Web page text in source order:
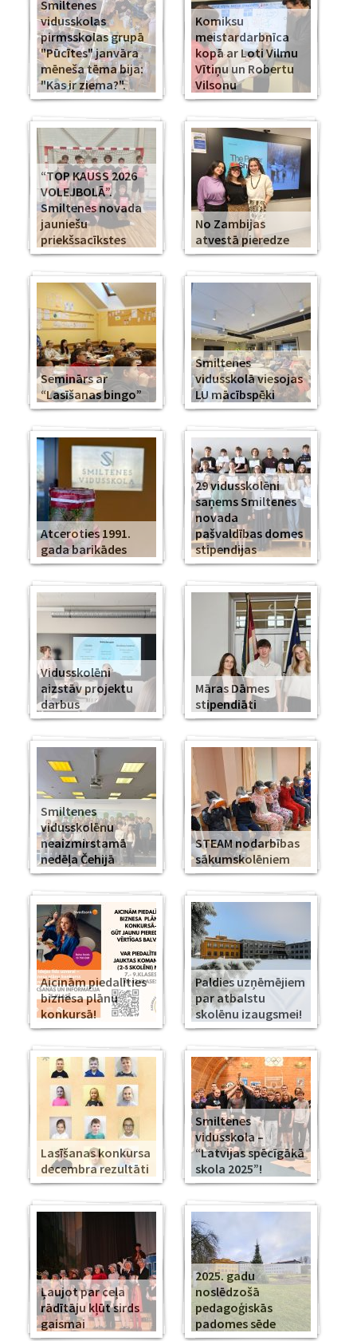
Smiltenes
vidusskolas
pirmsskolas grupā
"Pūcītes" janvāra
mēneša tēma bija:
"Kas ir ziema?".
Komiksu
meistardarbnīca
kopā ar Loti Vilmu
Vītiņu un Robertu
Vilsonu
“TOP KAUSS 2026
VOLEJBOLĀ”.
Smiltenes novada
jauniešu
priekšsacīkstes
No Zambijas
atvestā pieredze
Seminārs ar
“Lasīšanas bingo”
Smiltenes
vidusskolā viesojas
LU mācībspēki
Atceroties 1991.
gada barikādes
29 vidusskolēni
saņems Smiltenes
novada
pašvaldības domes
stipendijas
Vidusskolēni
aizstāv projektu
darbus
Māras Dāmes
stipendiāti
Smiltenes
vidusskolēnu
neaizmirstamā
nedēļa Čehijā
STEAM nodarbības
sākumskolēniem
Aicinām piedalīties
biznesa plānu
konkursā!
Paldies uzņēmējiem
par atbalstu
skolēnu izaugsmei!
Lasīšanas konkursa
decembra rezultāti
Smiltenes
vidusskola –
“Latvijas spēcīgākā
skola 2025”!
Ļaujot par ceļa
rādītāju kļūt sirds
gaismai
2025. gadu
noslēdzošā
pedagoģiskās
padomes sēde